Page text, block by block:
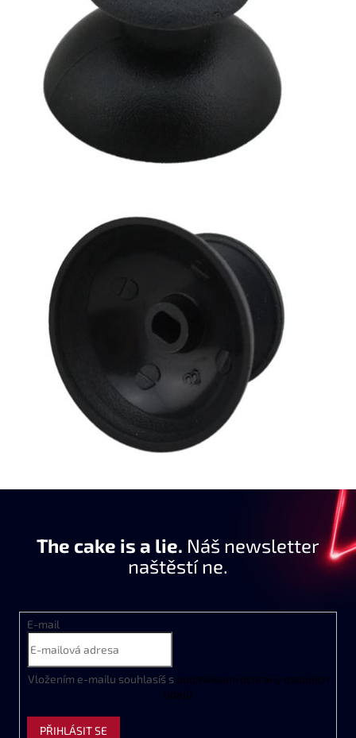
The cake is a lie. Náš newsletter
naštěstí ne.
E-mail
Vložením e-mailu souhlasíš s podmínkami ochrany osobních
údajů
PŘIHLÁSIT SE